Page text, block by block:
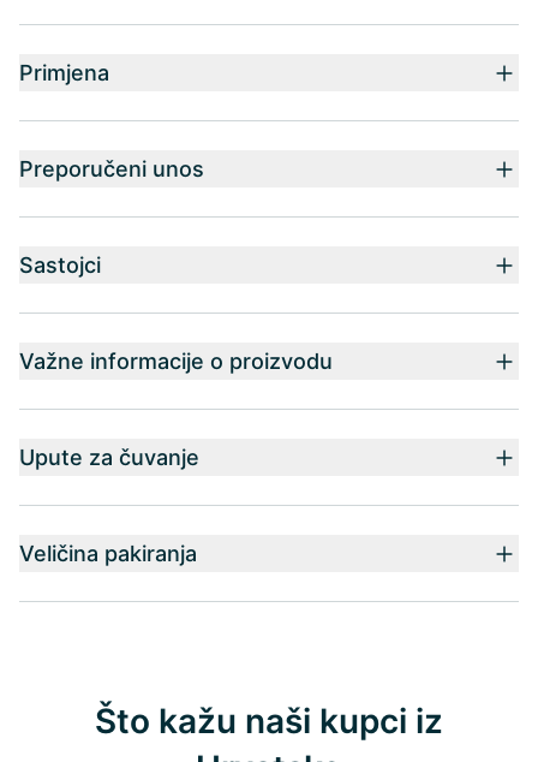
Primjena
Preporučeni unos
Sastojci
Važne informacije o proizvodu
Upute za čuvanje
Veličina pakiranja
Što kažu naši kupci iz